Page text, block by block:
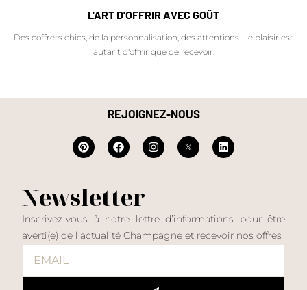
L'ART D'OFFRIR AVEC GOÛT
Des coffrets chics, de la personnalisation, des attentions… le plaisir est
autant d'offrir que de recevoir.
REJOIGNEZ-NOUS
Newsletter
Inscrivez-vous à notre lettre d’informations pour être
averti(e) de l’actualité Champagne et recevoir nos offres